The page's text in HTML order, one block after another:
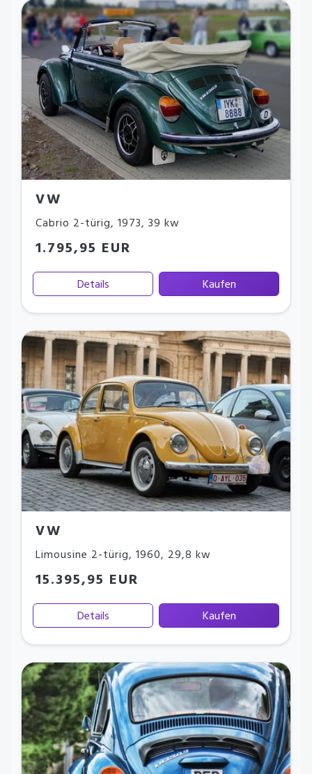
VW
Cabrio 2-türig, 1973, 39 kw
1.795,95 EUR
Details Kaufen
VW
Limousine 2-türig, 1960, 29,8 kw
15.395,95 EUR
Details Kaufen